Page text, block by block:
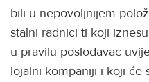
bili u nepovoljnijem
stalni radnici ti koji
u pravilu poslodavac
lojalni kompaniji i koji će